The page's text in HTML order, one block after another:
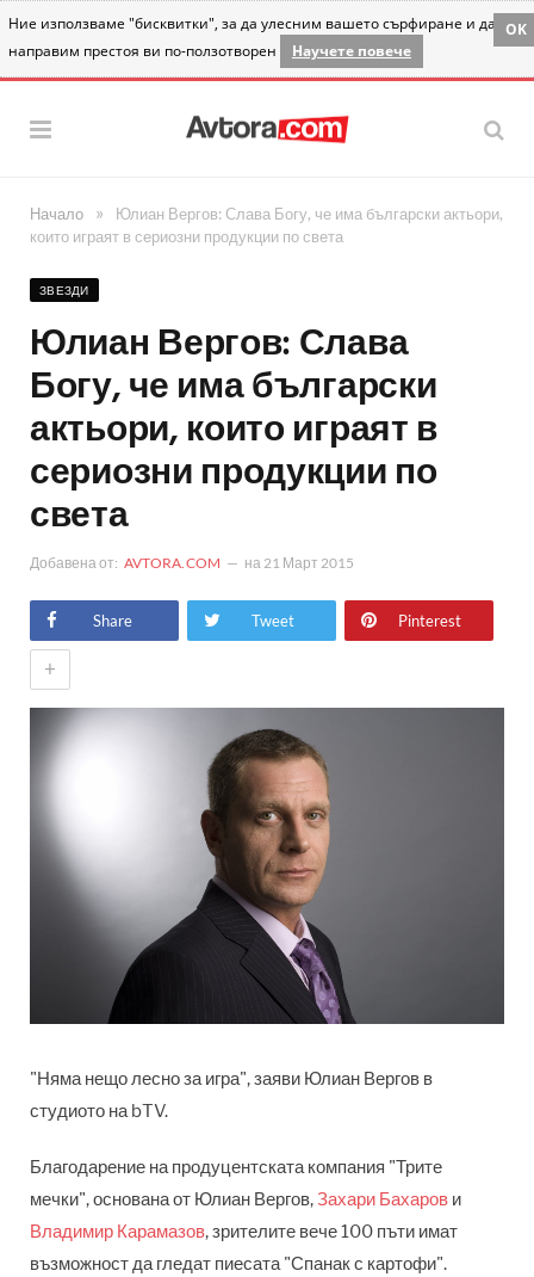
Ние използваме "бисквитки", за да улесним вашето сърфиране и да
направим престоя ви по-ползотворен
Научете повече
OK
Начало »
Юлиан Вергов: Слава Богу, че има български актьори,
които играят в сериозни продукции по света
ЗВЕЗДИ
Юлиан Вергов: Слава
Богу, че има български
актьори, които играят в
сериозни продукции по
света
Добавена от: AVTORA.COM на 21 Март 2015
Share Tweet Pinterest
+
"Няма нещо лесно за игра", заяви Юлиан Вергов в
студиото на bTV.
Благодарение на продуцентската компания "Трите
мечки", основана от Юлиан Вергов,Захари Бахаров и
Владимир Карамазов, зрителите вече 100 пъти имат
възможност да гледат пиесата "Спанак с картофи".